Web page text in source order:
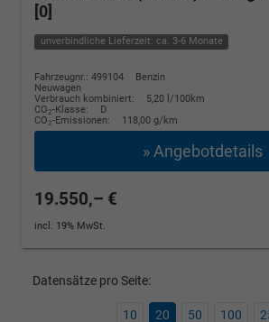
[0]
unverbindliche Lieferzeit: ca. 3-6 Monate
Fahrzeugnr.: 499104
Benzin
Neuwagen
Verbrauch kombiniert:
5,20 l/100km
CO2-Klasse:
D
CO2-Emissionen: 118,00 g/km
» Angebotdetails
19.550,– €
incl. 19% MwSt.
Datensätze pro Seite:
10 20 50 100